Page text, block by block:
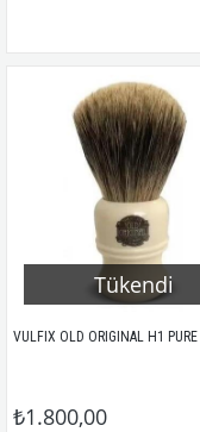
Tükendi
₺1.800,00